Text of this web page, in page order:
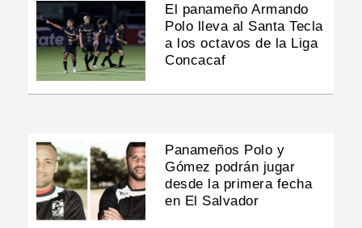
El panameño Armando
Polo lleva al Santa Tecla
a los octavos de la Liga
Concacaf
Panameños Polo y
Gómez podrán jugar
desde la primera fecha
en El Salvador